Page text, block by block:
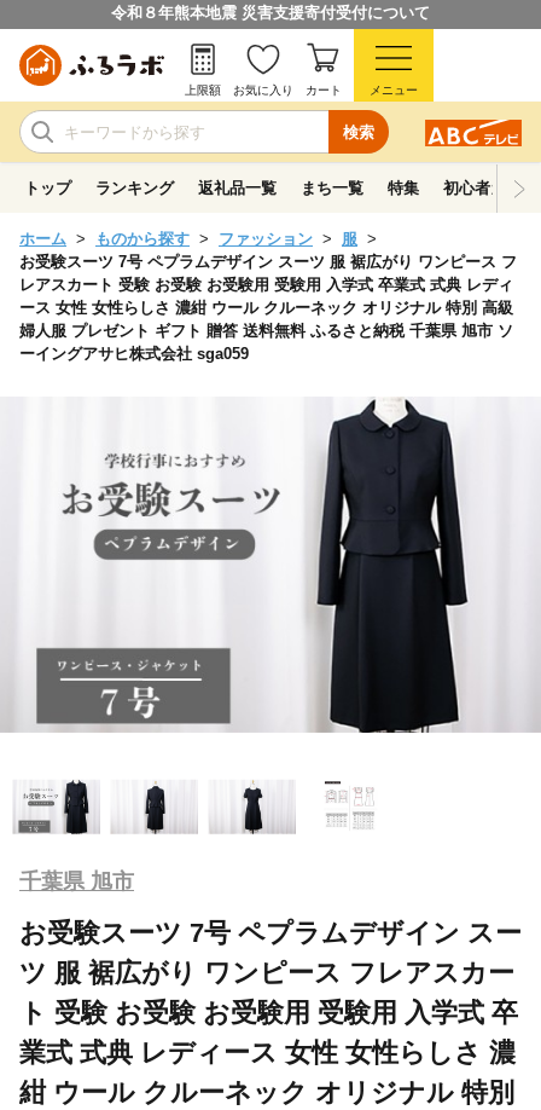
令和８年熊本地震 災害支援寄付受付について
検索
上限額 お気に入り カート メニュー
トップ ランキング 返礼品一覧 まち一覧 特集 初心者ガイド
ホーム ものから探す ファッション
服
お受験スーツ 7号 ペプラムデザイン スーツ 服 裾広がり ワンピース フ
レアスカート 受験 お受験 お受験用 受験用 入学式 卒業式 式典 レディ
ース 女性 女性らしさ 濃紺 ウール クルーネック オリジナル 特別 高級
婦人服 プレゼント ギフト 贈答 送料無料 ふるさと納税 千葉県 旭市 ソ
ーイングアサヒ株式会社 sga059
千葉県 旭市
お受験スーツ 7号 ペプラムデザイン スー
ツ 服 裾広がり ワンピース フレアスカー
ト 受験 お受験 お受験用 受験用 入学式 卒
業式 式典 レディース 女性 女性らしさ 濃
紺 ウール クルーネック オリジナル 特別